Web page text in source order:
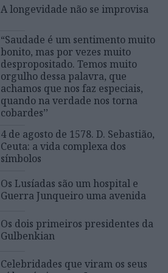
A longevidade não se improvisa
“Saudade é um sentimento muito
bonito, mas por vezes muito
despropositado. Temos muito
orgulho dessa palavra, que
achamos que nos faz especiais,
quando na verdade nos torna
cobardes’’
4 de agosto de 1578. D. Sebastião,
Ceuta: a vida complexa dos
símbolos
Os Lusíadas são um hospital e
Guerra Junqueiro uma avenida
Os dois primeiros presidentes da
Gulbenkian
Celebridades que viram os seus